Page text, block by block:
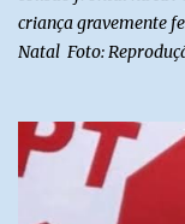
criança gravemente
Natal Foto:
na RN-118, entre
dois carros que
Um dos condutores